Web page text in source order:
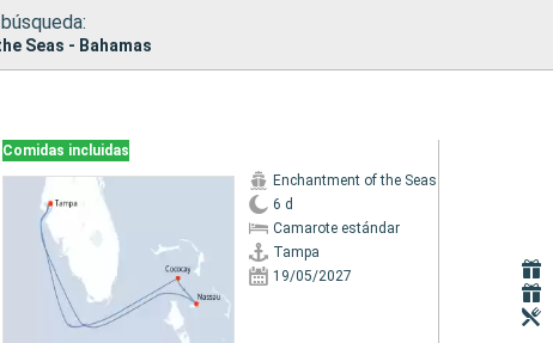
Seas - Bahamas
Comidas incluidas
Enchantment of the Seas
6 d
Camarote estándar
Tampa
19/05/2027